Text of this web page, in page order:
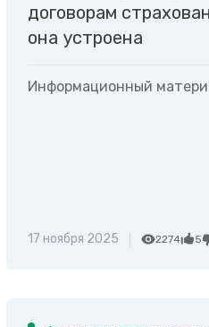
договорам
она устроена
Информационный
17 ноября 2025 2274 5